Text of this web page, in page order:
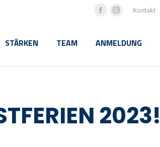
Facebook
opens
Instagram
opens
Kontakt
STÄRKEN TEAM ANMELDUNG
2023!